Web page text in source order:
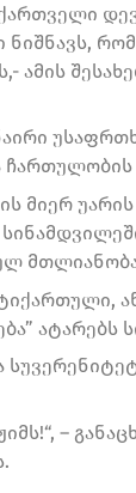
მიერ
ატარებს
–